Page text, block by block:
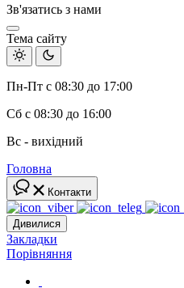
Зв'язатись з нами
Тема сайту
Пн-Пт с 08:30 до 17:00
Сб с 08:30 до 16:00
Вс - вихідний
Головна
Контакти
Дивилися
Закладки
Порівняння